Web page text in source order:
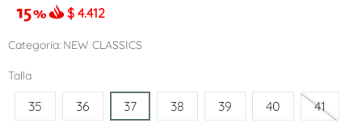
$4.412
Categoría NEW CLASSICS
Talla
35 36 37 38 39 40 41